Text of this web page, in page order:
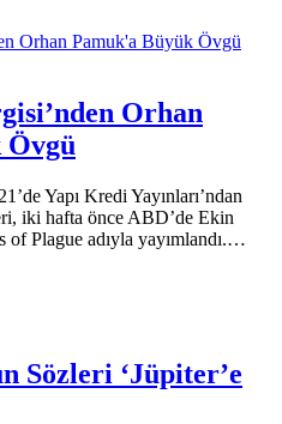
Orhan
Övgü
Yapı Kredi Yayınları’ndan
iki hafta önce ABD’de Ekin
of Plague adıyla yayımlandı.…
Sözleri ‘Jüpiter’e